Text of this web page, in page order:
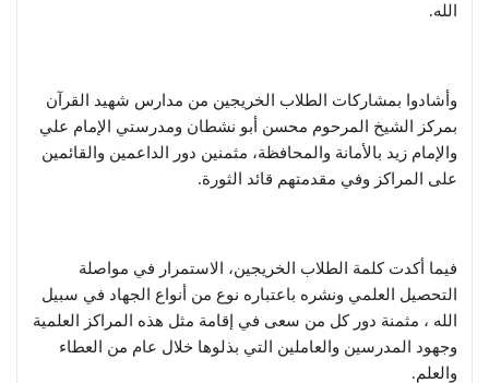
الله.
وأشادوا بمشاركات الطلاب الخريجين من مدارس شهيد القرآن
بمركز الشيخ المرحوم محسن أبو نشطان ومدرستي الإمام علي
والإمام زيد بالأمانة والمحافظة، مثمنين دور الداعمين والقائمين
على المراكز وفي مقدمتهم قائد الثورة.
فيما أكدت كلمة الطلاب الخريجين، الاستمرار في مواصلة
التحصيل العلمي ونشره باعتباره نوع من أنواع الجهاد في سبيل
الله ، مثمنة دور كل من سعى في إقامة مثل هذه المراكز العلمية
وجهود المدرسين والعاملين التي بذلوها خلال عام من العطاء
والعلم.